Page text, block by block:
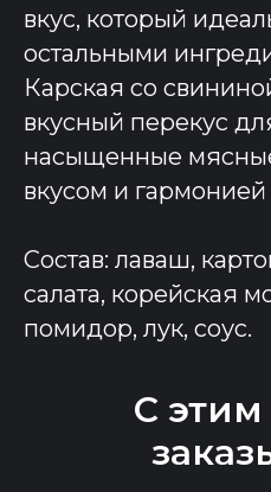
вкус, который
остальными
Карская со
вкусный перекус
насыщенные
вкусом и гармонией
Состав: лаваш,
салата, корейская
помидор, лук, соус.
С этим